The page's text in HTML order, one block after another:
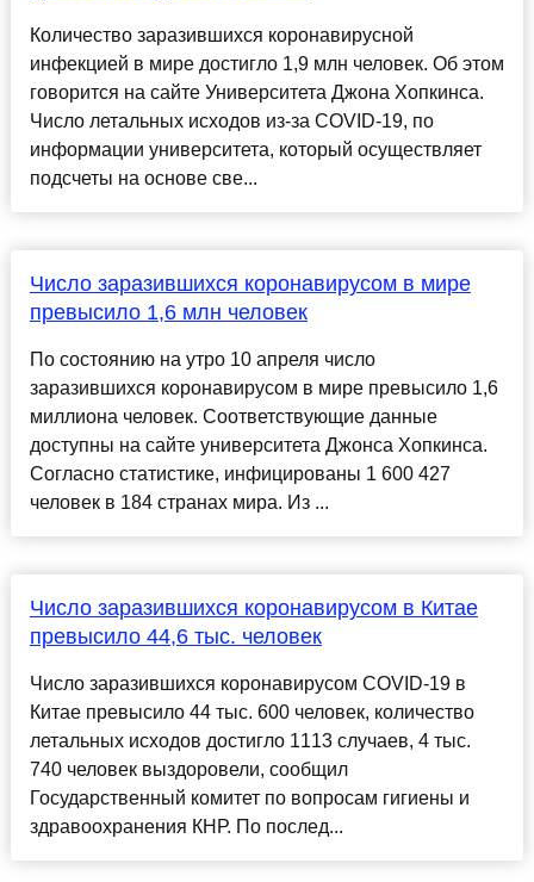
Количество заразившихся коронавирусной
инфекцией в мире достигло 1,9 млн человек. Об этом
говорится на сайте Университета Джона Хопкинса.
Число летальных исходов из-за COVID-19, по
информации университета, который осуществляет
подсчеты на основе све...
Число заразившихся коронавирусом в мире
превысило 1,6 млн человек
По состоянию на утро 10 апреля число
заразившихся коронавирусом в мире превысило 1,6
миллиона человек. Соответствующие данные
доступны на сайте университета Джонса Хопкинса.
Согласно статистике, инфицированы 1 600 427
человек в 184 странах мира. Из ...
Число заразившихся коронавирусом в Китае
превысило 44,6 тыс. человек
Число заразившихся коронавирусом COVID-19 в
Китае превысило 44 тыс. 600 человек, количество
летальных исходов достигло 1113 случаев, 4 тыс.
740 человек выздоровели, сообщил
Государственный комитет по вопросам гигиены и
здравоохранения КНР. По послед...